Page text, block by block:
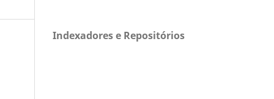
Indexadores e Repositórios